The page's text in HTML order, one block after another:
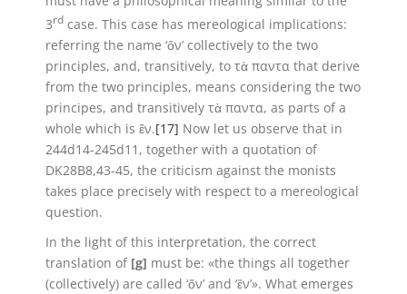
3rd case. This case has mereological implications:
referring the name ‘ὄν’ collectively to the two
principles, and, transitively, to τὰ παντα that derive
from the two principles, means considering the two
principes, and transitively τὰ παντα, as parts of a
whole which is ἕν.[17] Now let us observe that in
244d14-245d11, together with a quotation of
DK28B8,43-45, the criticism against the monists
takes place precisely with respect to a mereological
question.
In the light of this interpretation, the correct
translation of [g] must be: «the things all together
(collectively) are called ‘ὄν’ and ‘ἕν’». What emerges